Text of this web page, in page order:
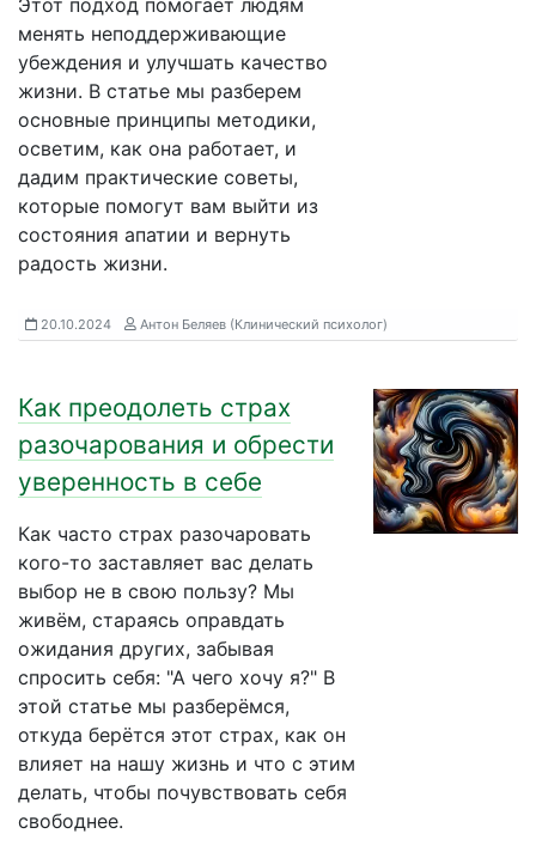
Этот подход помогает людям
менять неподдерживающие
убеждения и улучшать качество
жизни. В статье мы разберем
основные принципы методики,
осветим, как она работает, и
дадим практические советы,
которые помогут вам выйти из
состояния апатии и вернуть
радость жизни.
20.10.2024 Антон Беляев (Клинический психолог)
Как преодолеть страх
разочарования и обрести
уверенность в себе
Как часто страх разочаровать
кого-то заставляет вас делать
выбор не в свою пользу? Мы
живём, стараясь оправдать
ожидания других, забывая
спросить себя: "А чего хочу я?" В
этой статье мы разберёмся,
откуда берётся этот страх, как он
влияет на нашу жизнь и что с этим
делать, чтобы почувствовать себя
свободнее.